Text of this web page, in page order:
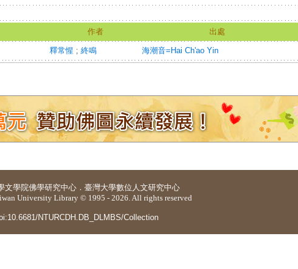
作者 出處
釋常惺 ; 終鳴 海潮音=Hai Ch'ao Yin
文學院佛學研究中心 ． 臺灣大學數位人文研究中心
University Library © 1995 - 2026. All rights reserved
NTURCDH.DB_DLMBS/Collection